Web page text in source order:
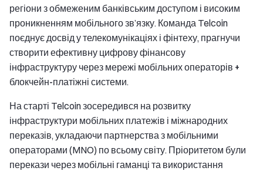
регіони з обмеженим банківським доступом і високим
проникненням мобільного зв’язку. Команда Telcoin
поєднує досвід у телекомунікаціях і фінтеху, прагнучи
створити ефективну цифрову фінансову
інфраструктуру через мережі мобільних операторів +
блокчейн-платіжні системи.
На старті Telcoin зосередився на розвитку
інфраструктури мобільних платежів і міжнародних
переказів, укладаючи партнерства з мобільними
операторами (MNO) по всьому світу. Пріоритетом були
перекази через мобільні гаманці та використання